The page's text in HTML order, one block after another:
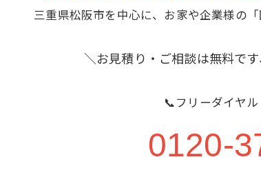
三重県松阪市を中心に、お家や企業様の
＼お見積り・ご相談は無料で
📞フリーダイヤル
0120-